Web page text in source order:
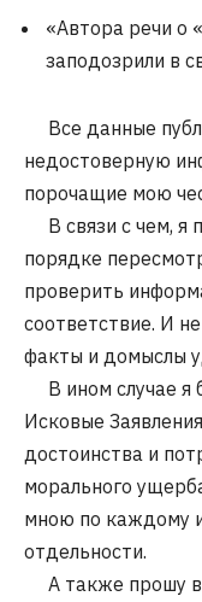
«Автора речи о
заподозрили в
Все данные
недостоверную
порочащие мою
В связи с чем, я
порядке
проверить
соответствие. И
факты и домыслы
В ином случае я
Исковые
достоинства и
морального
мною по каждому
отдельности.
А также прошу